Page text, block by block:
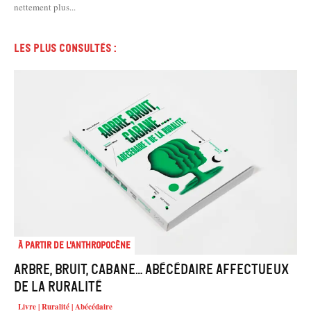
nettement plus...
Les plus consultés :
À partir de l'anthropocène
Arbre, Bruit, Cabane… Abécédaire affectueux
de la ruralité
Livre | Ruralité | Abécédaire